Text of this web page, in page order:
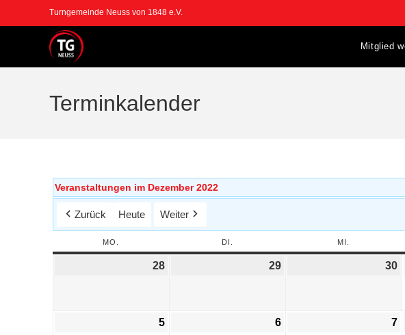
Turngemeinde Neuss von 1848 e.V.
Mitglied
Terminkalender
Veranstaltungen im Dezember 2022
Zurück Heute Weiter
MO. DI. MI.
28 29 30
5 6 7